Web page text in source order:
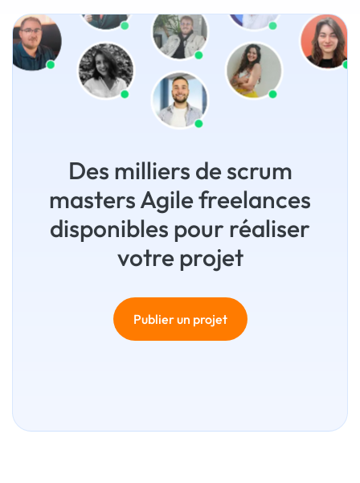
Des milliers de scrum
masters Agile freelances
disponibles pour réaliser
votre projet
Publier un projet